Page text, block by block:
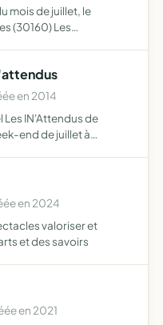
mois de juillet, le
(30160) Les
en 2014
IN'Attendus de
end de juillet à
en 2024
valoriser et
et des savoirs
en 2021